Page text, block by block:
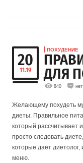
20
11.19
ПОХУДЕНИЕ
ДЛЯ
840 нет
Желающему похудеть
диеты. Правильное
который рассчитывает
просто следовать
которые дает диетолог,
меню.